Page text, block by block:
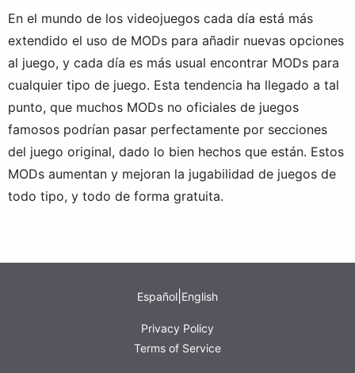
En el mundo de los videojuegos cada día está más
extendido el uso de MODs para añadir nuevas opciones
al juego, y cada día es más usual encontrar MODs para
cualquier tipo de juego. Esta tendencia ha llegado a tal
punto, que muchos MODs no oficiales de juegos
famosos podrían pasar perfectamente por secciones
del juego original, dado lo bien hechos que están. Estos
MODs aumentan y mejoran la jugabilidad de juegos de
todo tipo, y todo de forma gratuita.
Español English
Privacy Policy
Terms of Service